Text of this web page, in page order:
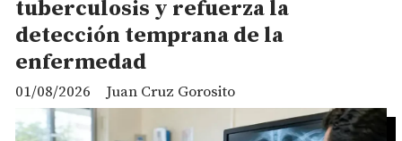
tuberculosis y refuerza la
detección temprana de la
enfermedad
Juan Cruz Gorosito
01/08/2026